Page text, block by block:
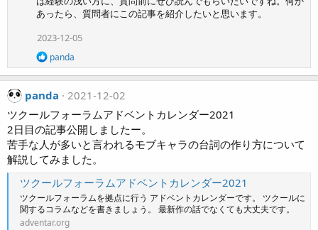
:
あったら、質問者にこの記事を紹介したいと思います。
2023-12-05
R
e
a
c
t
i
o
n
s
:
panda
panda
2021-12-02
ツクールフォーラムアドベントカレンダー2021
2日目の記事公開しましたー。
苦手な人が多いと言われるモブキャラの台詞の作り方について
解説してみました。
ツクールフォーラムアドベントカレンダー2021
ツクールフォーラムを拠点に行う アドベントカレンダーです。 ツクールに
関するコラムなどを書きましょう。 最新作の話でなくても大丈夫です。
adventar.org